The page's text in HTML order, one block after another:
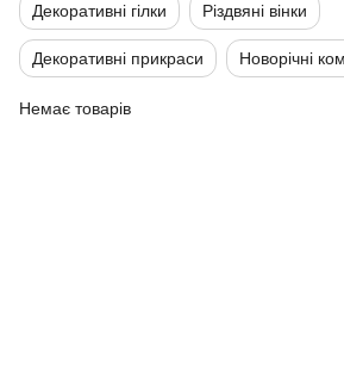
Декоративні гілки Різдвяні вінки
Декоративні прикраси Новорічні
Немає товарів